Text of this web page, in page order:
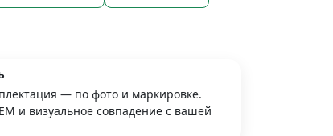
— по фото и маркировке.
и визуальное совпадение с вашей